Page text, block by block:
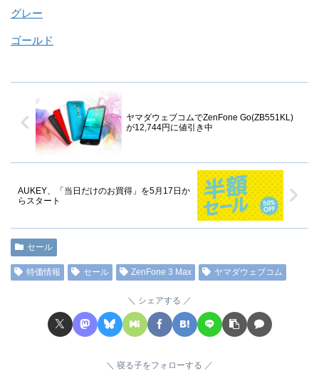
グレー
ゴールド
ヤマダウェブコムでZenFone Go(ZB551KL)
が12,744円に値引き中
AUKEY、「当日だけのお買得」を5月17日か
らスタート
セール
特価情報 セール ZenFone 3 Max ヤマダウェブコム
シェアする
寝る子をフォローする